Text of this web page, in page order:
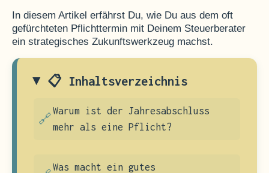
In diesem Artikel erfährst Du, wie Du aus dem oft
gefürchteten Pflichttermin mit Deinem Steuerberater
ein strategisches Zukunftswerkzeug machst.
📋 Inhaltsverzeichnis
Warum ist der Jahresabschluss
mehr als eine Pflicht?
Was macht ein gutes